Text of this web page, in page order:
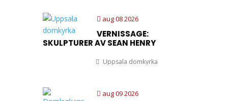
aug 08 2026
VERNISSAGE:
SKULPTURER AV SEAN HENRY
Uppsala domkyrka
aug 09 2026